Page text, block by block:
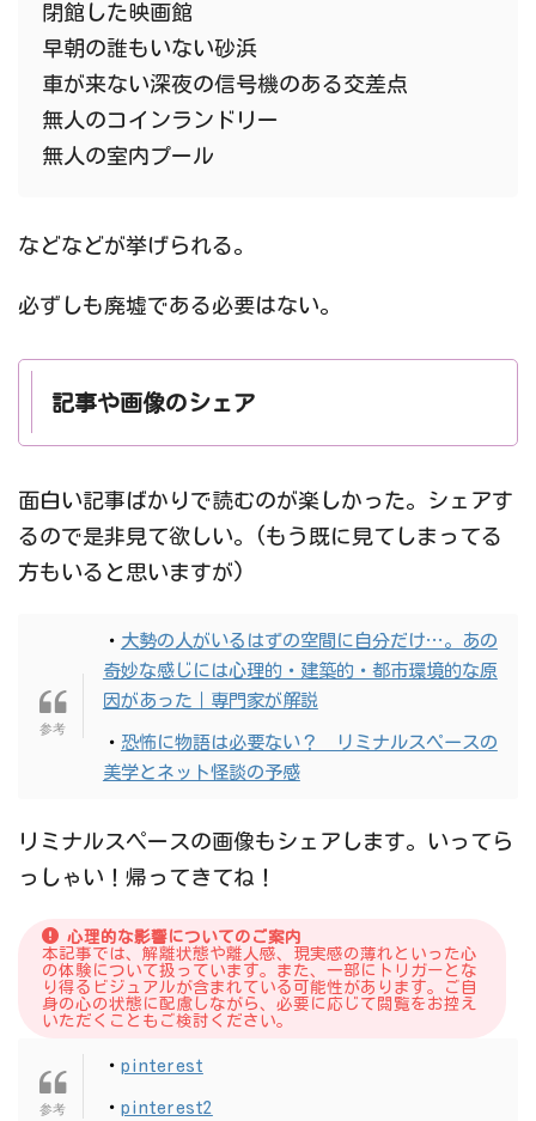
閉館した映画館
早朝の誰もいない砂浜
車が来ない深夜の信号機のある交差点
無人のコインランドリー
無人の室内プール
などなどが挙げられる。
必ずしも廃墟である必要はない。
記事や画像のシェア
面白い記事ばかりで読むのが楽しかった。シェアす
るので是非見て欲しい。(もう既に見てしまってる
方もいると思いますが)
・ 大勢の人がいるはずの空間に自分だけ…。あの
奇妙な感じには心理的・建築的・都市環境的な原
因があった｜専門家が解説
・ 恐怖に物語は必要ない？ リミナルスペースの
美学とネット怪談の予感
リミナルスペースの画像もシェアします。いってら
っしゃい！帰ってきてね！
心理的な影響についてのご案内
本記事では、解離状態や離人感、現実感の薄れといった心
の体験について扱っています。また、一部にトリガーとな
り得るビジュアルが含まれている可能性があります。ご自
身の心の状態に配慮しながら、必要に応じて閲覧をお控え
いただくこともご検討ください。
・ pinterest
・ pinterest2